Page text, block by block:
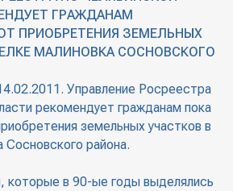
ГРАЖДАНАМ
ПРИОБРЕТЕНИЯ ЗЕМЕЛЬНЫХ
МАЛИНОВКА СОСНОВСКОГО
Управление Росреестра
рекомендует гражданам пока
земельных участков в
района.
которые в 90-ые годы выделялись